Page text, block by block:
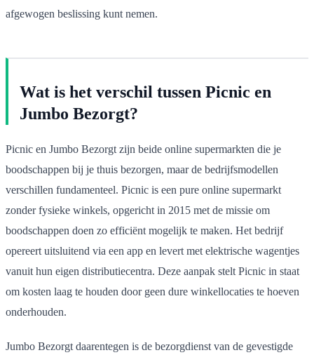
afgewogen beslissing kunt nemen.
Wat is het verschil tussen Picnic en
Jumbo Bezorgt?
Picnic en Jumbo Bezorgt zijn beide online supermarkten die je
boodschappen bij je thuis bezorgen, maar de bedrijfsmodellen
verschillen fundamenteel. Picnic is een pure online supermarkt
zonder fysieke winkels, opgericht in 2015 met de missie om
boodschappen doen zo efficiënt mogelijk te maken. Het bedrijf
opereert uitsluitend via een app en levert met elektrische wagentjes
vanuit hun eigen distributiecentra. Deze aanpak stelt Picnic in staat
om kosten laag te houden door geen dure winkellocaties te hoeven
onderhouden.
Jumbo Bezorgt daarentegen is de bezorgdienst van de gevestigde